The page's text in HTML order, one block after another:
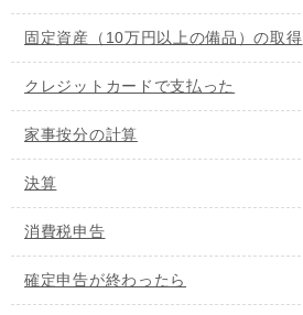
固定資産（10万円以上の備品）の取得
クレジットカードで支払った
家事按分の計算
決算
消費税申告
確定申告が終わったら